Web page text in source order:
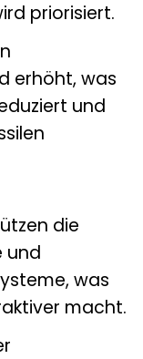
priorisiert.
erhöht, was
und
die
und
was
macht.